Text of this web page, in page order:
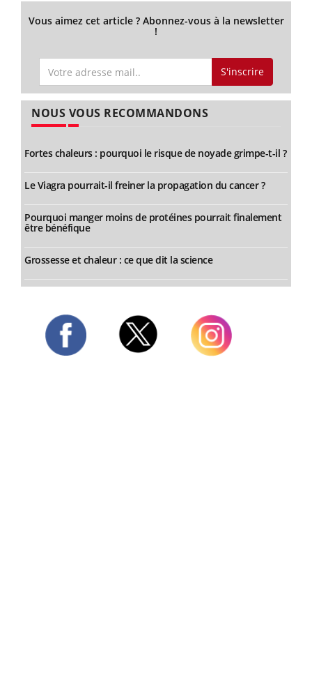
Vous aimez cet article ? Abonnez-vous à la newsletter
!
S'inscrire
NOUS VOUS RECOMMANDONS
Fortes chaleurs : pourquoi le risque de noyade grimpe-t-il ?
Le Viagra pourrait-il freiner la propagation du cancer ?
Pourquoi manger moins de protéines pourrait finalement
être bénéfique
Grossesse et chaleur : ce que dit la science